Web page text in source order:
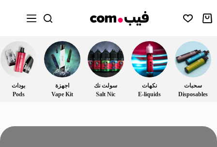
سحبات
Disposables
نكهات
E-liquids
سولت نك
Salt Nic
اجهزة
Vape Kit
بودات
Pods